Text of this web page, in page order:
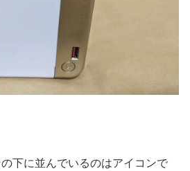
下に並んでいるのはアイコンで